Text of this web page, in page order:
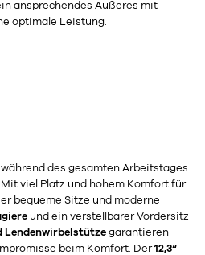
ansprechendes Äußeres mit
optimale Leistung.
des gesamten Arbeitstages
Mit viel Platz und hohem Komfort für
bequeme Sitze und moderne
und ein verstellbarer Vordersitz
Lendenwirbelstütze garantieren
beim Komfort. Der12,3“